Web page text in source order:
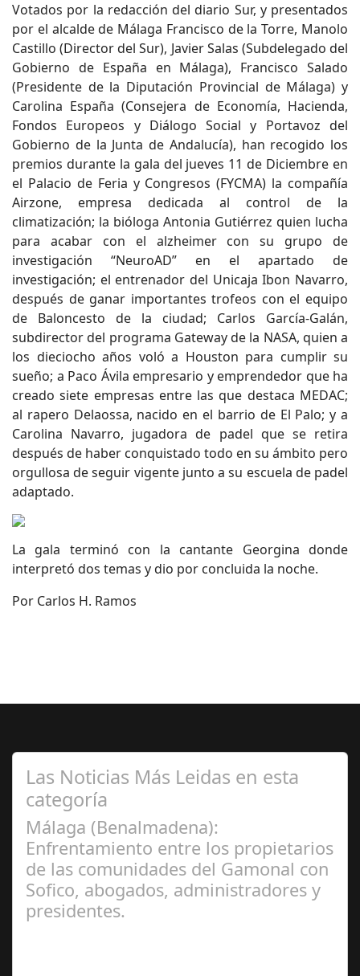
Votados por la redacción del diario Sur, y presentados
por el alcalde de Málaga Francisco de la Torre, Manolo
Castillo (Director del Sur), Javier Salas (Subdelegado del
Gobierno de España en Málaga), Francisco Salado
(Presidente de la Diputación Provincial de Málaga) y
Carolina España (Consejera de Economía, Hacienda,
Fondos Europeos y Diálogo Social y Portavoz del
Gobierno de la Junta de Andalucía), han recogido los
premios durante la gala del jueves 11 de Diciembre en
el Palacio de Feria y Congresos (FYCMA) la compañía
Airzone, empresa dedicada al control de la
climatización; la bióloga Antonia Gutiérrez quien lucha
para acabar con el alzheimer con su grupo de
investigación “NeuroAD” en el apartado de
investigación; el entrenador del Unicaja Ibon Navarro,
después de ganar importantes trofeos con el equipo
de Baloncesto de la ciudad; Carlos García-Galán,
subdirector del programa Gateway de la NASA, quien a
los dieciocho años voló a Houston para cumplir su
sueño; a Paco Ávila empresario y emprendedor que ha
creado siete empresas entre las que destaca MEDAC;
al rapero Delaossa, nacido en el barrio de El Palo; y a
Carolina Navarro, jugadora de padel que se retira
después de haber conquistado todo en su ámbito pero
orgullosa de seguir vigente junto a su escuela de padel
adaptado.
La gala terminó con la cantante Georgina donde
interpretó dos temas y dio por concluida la noche.
Por Carlos H. Ramos
Las Noticias Más Leidas en esta
categoría
Málaga (Benalmadena):
Enfrentamiento entre los propietarios
de las comunidades del Gamonal con
Sofico, abogados, administradores y
presidentes.